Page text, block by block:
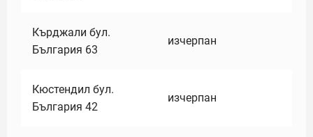
Кърджали бул.
България 63
изчерпан
Кюстендил бул.
България 42
изчерпан